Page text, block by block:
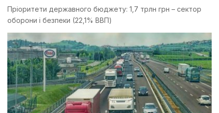
Пріоритети державного бюджету: 1,7 трлн грн – сектор
оборони і безпеки (22,1% ВВП)